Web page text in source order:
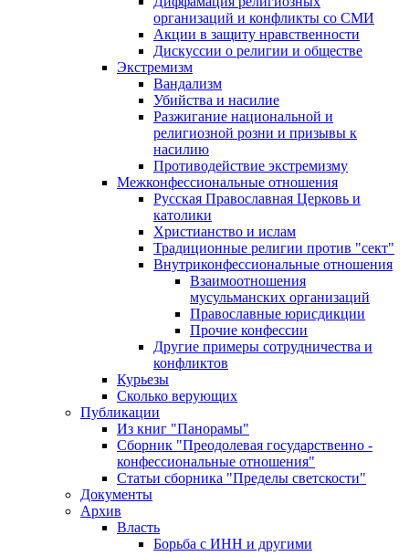
организаций и конфликты со СМИ
Акции в защиту нравственности
Дискуссии о религии и обществе
Экстремизм
Вандализм
Убийства и насилие
Разжигание национальной и
религиозной розни и призывы к
насилию
Противодействие экстремизму
Межконфессиональные отношения
Русская Православная Церковь и
католики
Христианство и ислам
Традиционные религии против "сект"
Внутриконфессиональные отношения
Взаимоотношения
мусульманских организаций
Православные юрисдикции
Прочие конфессии
Другие примеры сотрудничества и
конфликтов
Курьезы
Сколько верующих
Публикации
Из книг "Панорамы"
Сборник "Преодолевая государственно -
конфессиональные отношения"
Статьи сборника "Пределы светскости"
Документы
Архив
Власть
Борьба с ИНН и другими